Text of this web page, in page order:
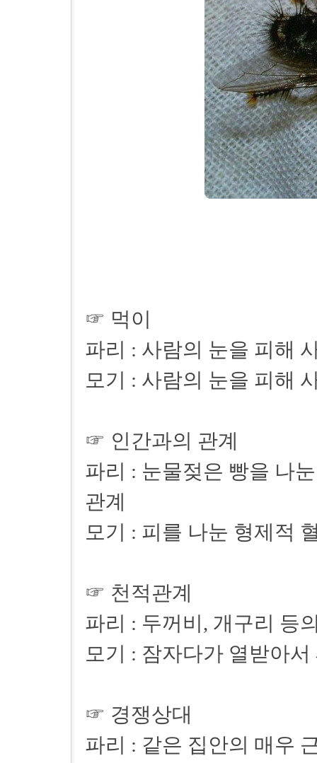
☞ 먹이
파리 : 사람의 눈을 피해
모기 : 사람의 눈을 피해
☞ 인간과의 관계
파리 : 눈물젖은 빵을 나
관계
모기 : 피를 나눈 형제적
☞ 천적관계
파리 : 두꺼비, 개구리 등
모기 : 잠자다가 열받아
☞ 경쟁상대
파리 : 같은 집안의 매우